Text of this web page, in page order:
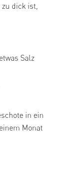
dick ist,
Salz
in ein
Monat